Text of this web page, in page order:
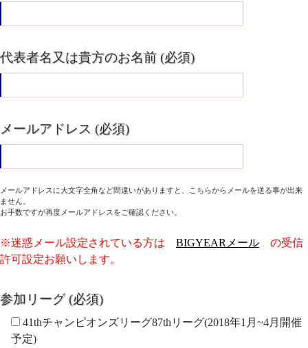
代表者名又は貴方のお名前 (必須)
メールアドレス (必須)
メールアドレスに大文字全角など間違いがありますと、こちらからメールを送る事が出来
ません。
お手数ですが再度メールアドレスをご確認ください。
※迷惑メール設定されている方は BIGYEARメール の受信
許可設定お願いします。
参加リーグ (必須)
41thチャンピオンズリーグ87thリーグ(2018年1月~4月開催
予定)